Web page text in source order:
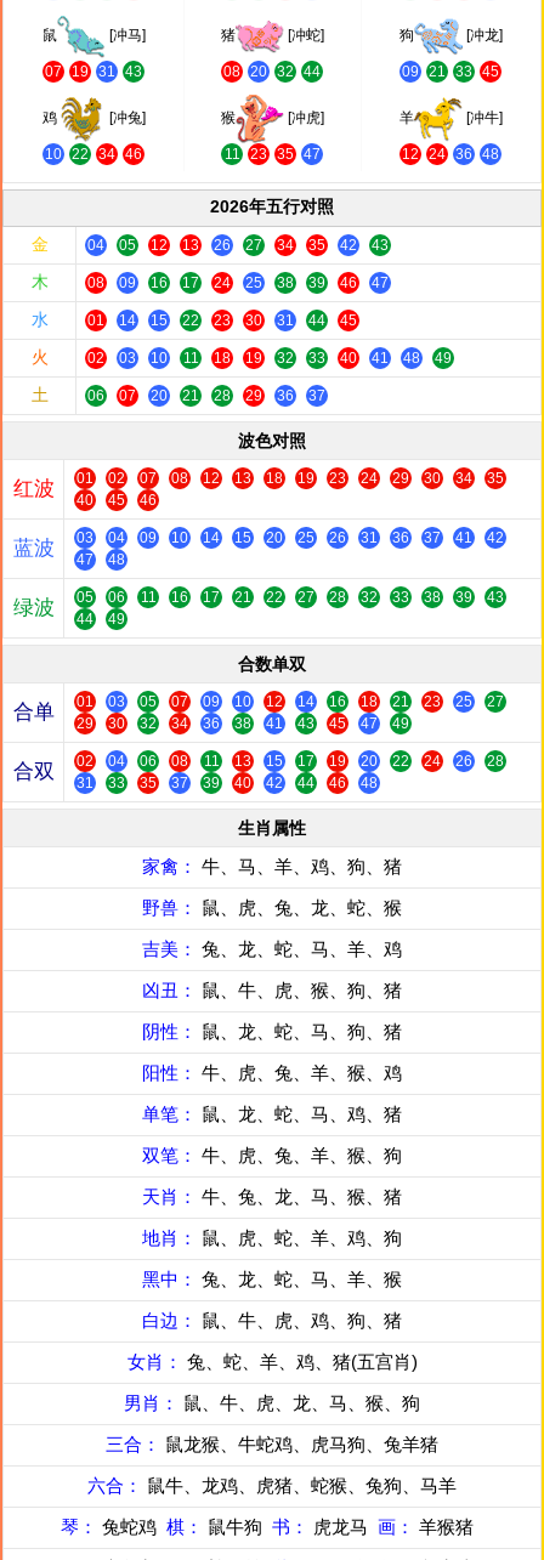
鼠 [冲马]
07 19 31 43
猪 [冲蛇]
08 20 32 44
狗 [冲龙]
09 21 33 45
鸡 [冲兔]
10 22 34 46
猴 [冲虎]
11 23 35 47
羊 [冲牛]
12 24 36 48
2026年五行对照
金
04 05 12 13 26 27 34 35 42 43
木 08 09 16 17 24 25 38 39 46 47
水 01 14 15 22 23 30 31 44 45
火 02 03 10 11 18 19 32 33 40 41 48 49
土 06 07 20 21 28 29 36 37
波色对照
红波 01 02 07 08 12 13 18 19 23 24 29 30 34
35
40
45 46
蓝波 03 04 09 10 14 15 20 25 26 31 36 37 41
42
47
48
绿波 05 06 11 16 17 21 22 27 28 32 33 38 39
43
44
49
合数单双
合单 01 03 05 07 09 10 12 14 16 18 21 23 25
27
29
30 32 34 36 38 41 43 45 47 49
合双 02 04 06 08 11 13 15 17 19 20 22 24 26
28
31
33 35 37 39 40 42 44 46 48
生肖属性
家禽： 牛、马、羊、鸡、狗、猪
野兽： 鼠、虎、兔、龙、蛇、猴
吉美： 兔、龙、蛇、马、羊、鸡
凶丑： 鼠、牛、虎、猴、狗、猪
阴性： 鼠、龙、蛇、马、狗、猪
阳性： 牛、虎、兔、羊、猴、鸡
单笔： 鼠、龙、蛇、马、鸡、猪
双笔： 牛、虎、兔、羊、猴、狗
天肖： 牛、兔、龙、马、猴、猪
地肖： 鼠、虎、蛇、羊、鸡、狗
黑中： 兔、龙、蛇、马、羊、猴
白边： 鼠、牛、虎、鸡、狗、猪
女肖： 兔、蛇、羊、鸡、猪(五宫肖)
男肖： 鼠、牛、虎、龙、马、猴、狗
三合： 鼠龙猴、牛蛇鸡、虎马狗、兔羊猪
六合： 鼠牛、龙鸡、虎猪、蛇猴、兔狗、马羊
琴： 兔蛇鸡 棋： 鼠牛狗 书： 虎龙马 画： 羊猴猪